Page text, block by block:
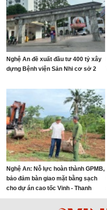
Nghệ An đề xuất đầu tư 400 tỷ xây
dựng Bệnh viện Sản Nhi cơ sở 2
Nghệ An: Nỗ lực hoàn thành GPMB,
bảo đảm bàn giao mặt bằng sạch
cho dự án cao tốc Vinh - Thanh
Thủy